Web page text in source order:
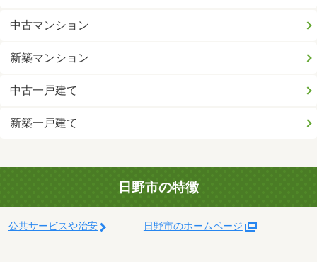
中古マンション
新築マンション
中古一戸建て
新築一戸建て
日野市の特徴
公共サービスや治安 日野市のホームページ